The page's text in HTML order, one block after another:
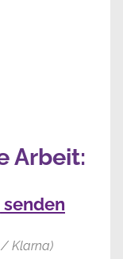
Arbeit:
Klarna)